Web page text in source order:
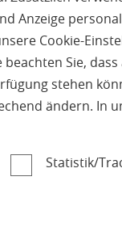
Anzeige
Cookie-
beachten Sie,
stehen
ändern. In
Statistik/